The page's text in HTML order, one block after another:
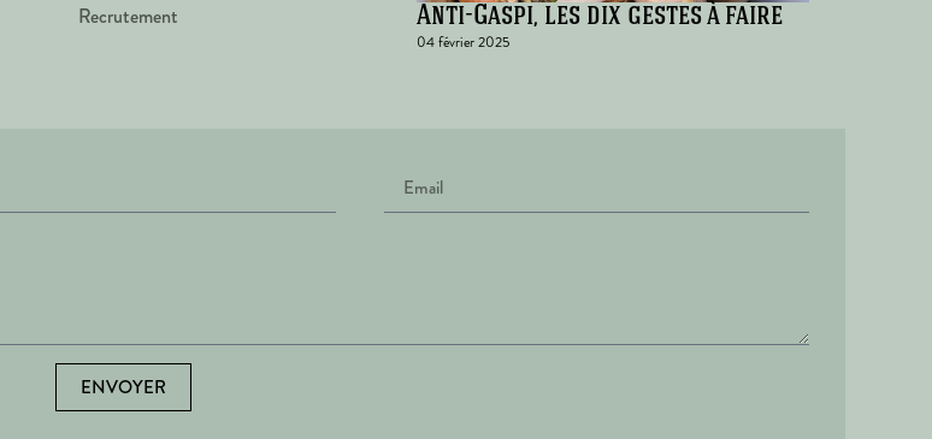
Recrutement
Anti-Gaspi, les dix gestes à faire
04 février 2025
ENVOYER